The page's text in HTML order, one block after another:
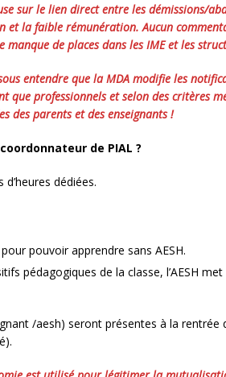
sur le lien direct entre les démissions/
la faible rémunération. Aucun
de places dans les IME et les
entendre que la MDA modifie les
que professionnels et selon des critères
des parents et des enseignants !
de PIAL ?
d’heures dédiées.
pouvoir apprendre sans AESH.
pédagogiques de la classe, l’AESH
/aesh) seront présentes à la rentrée